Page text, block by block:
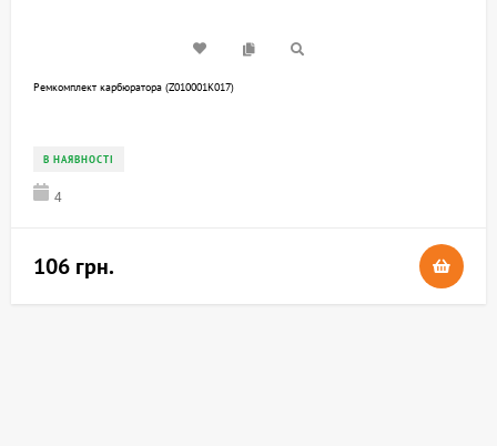
Ремкомплект карбюратора (Z010001K017)
В НАЯВНОСТІ
4
106 грн.